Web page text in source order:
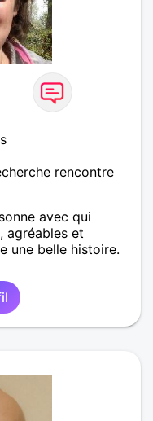
rencontre
avec qui
agréables et
une belle histoire.